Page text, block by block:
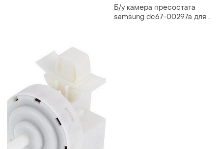
Б/у камера пресостата
samsung dc67-00297a для